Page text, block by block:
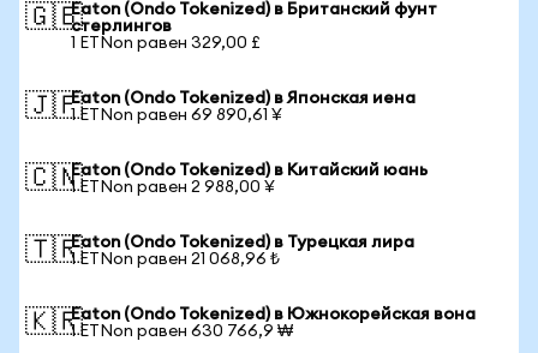
🇬🇧Eaton (Ondo Tokenized) в Британский фунт
стерлингов
1 ETNon равен 329,00 £
🇯🇵Eaton (Ondo Tokenized) в Японская иена
1 ETNon равен 69 890,61 ¥
🇨🇳Eaton (Ondo Tokenized) в Китайский юань
1 ETNon равен 2 988,00 ¥
🇹🇷Eaton (Ondo Tokenized) в Турецкая лира
1 ETNon равен 21 068,96 ₺
🇰🇷Eaton (Ondo Tokenized) в Южнокорейская вона
1 ETNon равен 630 766,9 ₩